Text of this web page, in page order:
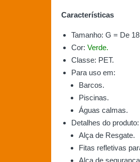
Características
Tamanho: G = De
Cor: Verde.
Classe: PET.
Para uso em:
Barcos.
Piscinas.
Águas calmas.
Detalhes do produto:
Alça de Resgate.
Fitas refletivas
Alça de